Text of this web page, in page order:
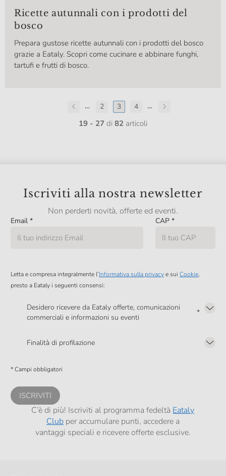
Ricette autunnali con i prodotti del
bosco
Prepara gustose ricette autunnali con i prodotti del bosco
grazie a Eataly. Scopri come cucinare e abbinare funghi,
tartufi e frutti di bosco.
… 2 3 4 …
19 - 27 di 82 articoli
Iscriviti alla nostra newsletter
Non perderti novità, offerte ed eventi.
Email * CAP *
Letta e compresa integralmente l’Informativa sulla privacye sui Cookie,
presto a Eataly i seguenti consensi:
Desidero ricevere da Eataly offerte, comunicazioni
commerciali e informazioni su eventi
*
Finalità di profilazione
comunicazioni commerciali personalizzate, in caso di consenso prestato ai
* Campi obbligatori
ISCRIVITI
C’è di più! Iscriviti al programma fedeltà Eataly
Clubper accumulare punti, accedere a
vantaggi speciali e ricevere offerte esclusive.